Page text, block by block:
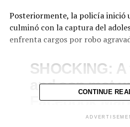
Posteriormente, la policía inició
culminó con la captura del
enfrenta cargos por robo
SHOCKING:
and son met
Facebook
deal in
CONTINUE